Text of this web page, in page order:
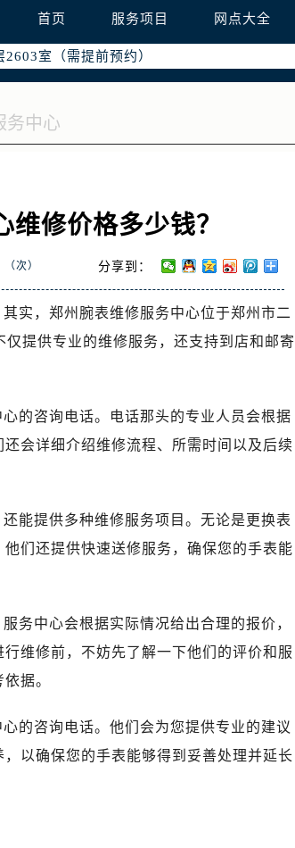
首页 服务项目 网点大全
（需提前预约）
11层1102室（需提前预约）
室（需提前预约）
需提前预约）
C1-1室（需提前预约）
楼35层3508室（需提前预约）
室（需提前预约）
润万象城）17层1706室（需提前预约）
室（需提前预约）
层2209室（需提前预约）
层1304室（需提前预约）
）A1座办公楼14层07室（需提前预约）
704室（需提前预约）
字楼15层07室（需提前预约）
室（需提前预约）
室（需提前预约）
前预约）
室（需提前预约）
字楼（芙蓉广场）10层13室（需提前预约）
提前预约）
店）1层整层（需提前预约）
店）1层整层（需提前预约）
修价格多少钱？
（次） 分享到：
实，郑州腕表维修服务中心位于郑州市二
提供专业的维修服务，还支持到店和邮寄
的咨询电话。电话那头的专业人员会根据
会详细介绍维修流程、所需时间以及后续
能提供多种维修服务项目。无论是更换表
们还提供快速送修服务，确保您的手表能
务中心会根据实际情况给出合理的报价，
维修前，不妨先了解一下他们的评价和服
据。
的咨询电话。他们会为您提供专业的建议
以确保您的手表能够得到妥善处理并延长